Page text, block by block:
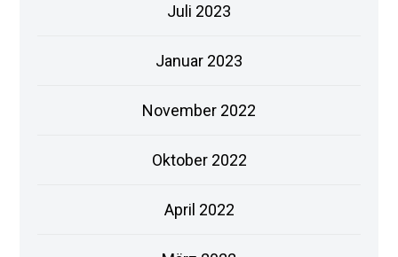
Juli 2023
Januar 2023
November 2022
Oktober 2022
April 2022